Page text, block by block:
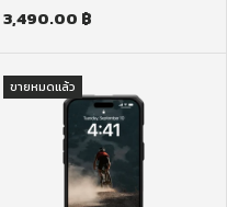
3,490.00 ฿
ขายหมดแล้ว